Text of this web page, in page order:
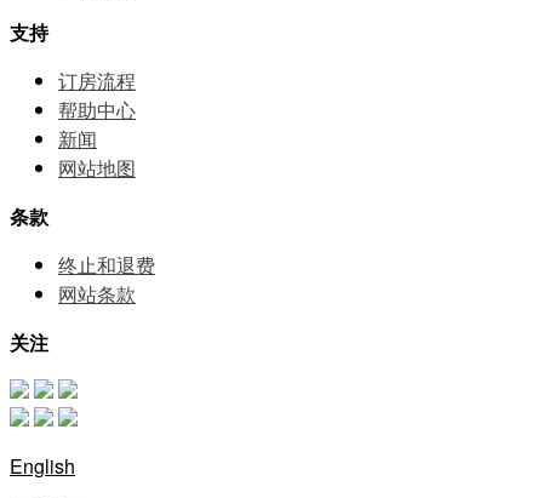
支持
订房流程
帮助中⼼
新闻
网站地图
条款
终止和退费
网站条款
关注
English